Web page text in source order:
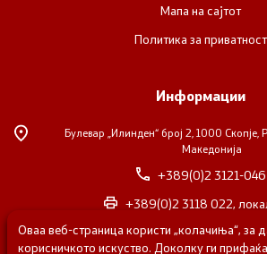
Мапа на сајтот
Политика за приватност
Информации
Булевар „Илинден“ број 2, 1000 Скопје,
Македонија
+389(0)2 3121-046
+389(0)2 3118 022,
Оваа веб-страница користи „колачиња“, за
корисничкото искуство. Доколку ги